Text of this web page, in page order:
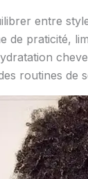
entre
de praticité,
routines de